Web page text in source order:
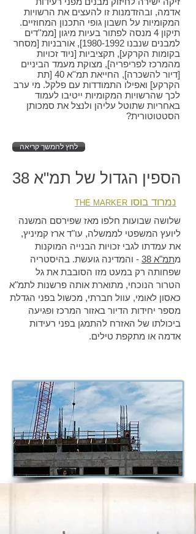
לחץ להמשך קריאה
אדמה, ובהזדמנות זו להעצים את הרשויות
המקומיות על חשבון גופי התכנון המחוזיים.
תיקון 4 מנסה לפתור בעיות מיגון [ממ''דים
למבנים שנבנו 1980-1992], אורבניות [מסחר
בקומות הקרקע], תקציביות [ניוד זכויות
מהמרכז לפריפריה], מצוקת מעמד הביניים
[דיור להשכרה], החייאת תמ''א 40 [תת
הקרקע] ואפילו התמודדות עם פלקל. מי ערב
לכך שהרשויות המקומיות ייטיבו לעמוד
באחריות שתוטל עליהן ולנצל את סמכותן
הסטטוטורית?
הספין הגדול של תמ"א 38
נמרוד בוסו THE MARKER
שלושה שבועות חלפו מאז שפירסם המשנה
ליועץ המשפטי לממשלה, עו"ד ארז קמיניץ,
את עמדתו לגבי זכויות הבנייה המוקנות
מתמ"א 38
- והמדינה גועשת. בהיסטריה
שפחותה רק במעט מזו הסובבת את גל
הטרור הנוכחי, מתוארת אותה פרשנות לתמ"א
כאסון לאומי, עוול חברתי, מכשול בפני הגדלת
מספר יחידות הדיור באזור המרכז ופגיעה
ביכולתו של האזרח להתמגן בפני רעידות
אדמה או מתקפת טילים.